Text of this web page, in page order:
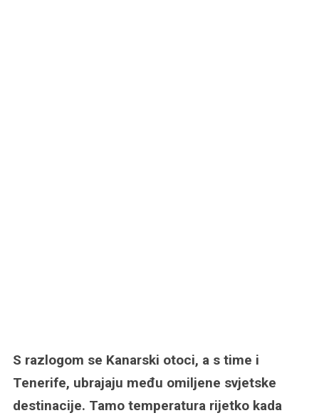
S razlogom se Kanarski otoci, a s time i
Tenerife, ubrajaju među omiljene svjetske
destinacije. Tamo temperatura rijetko kada